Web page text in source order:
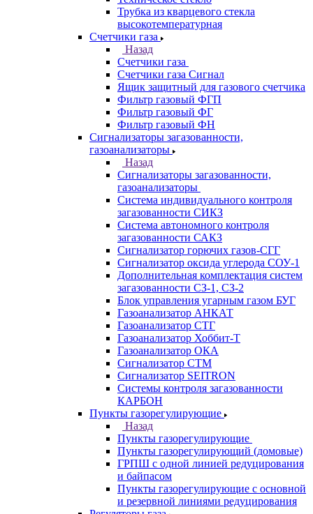
Трубка из кварцевого стекла
высокотемпературная
Счетчики газа
Назад
Счетчики газа
Счетчики газа Сигнал
Ящик защитный для газового счетчика
Фильтр газовый ФГП
Фильтр газовый ФГ
Фильтр газовый ФН
Сигнализаторы загазованности,
газоанализаторы
Назад
Сигнализаторы загазованности,
газоанализаторы
Система индивидуального контроля
загазованности СИКЗ
Система автономного контроля
загазованности САКЗ
Сигнализатор горючих газов-СГГ
Сигнализатор оксида углерода СОУ-1
Дополнительная комплектация систем
загазованности СЗ-1, СЗ-2
Блок управления угарным газом БУГ
Газоанализатор АНКАТ
Газоанализатор СТГ
Газоанализатор Хоббит-Т
Газоанализатор ОКА
Сигнализатор СТМ
Сигнализатор SEITRON
Системы контроля загазованности
КАРБОН
Пункты газорегулирующие
Назад
Пункты газорегулирующие
Пункты газорегулирующий (домовые)
ГРПШ с одной линией редуцирования
и байпасом
Пункты газорегулирующие с основной
и резервной линиями редуцирования